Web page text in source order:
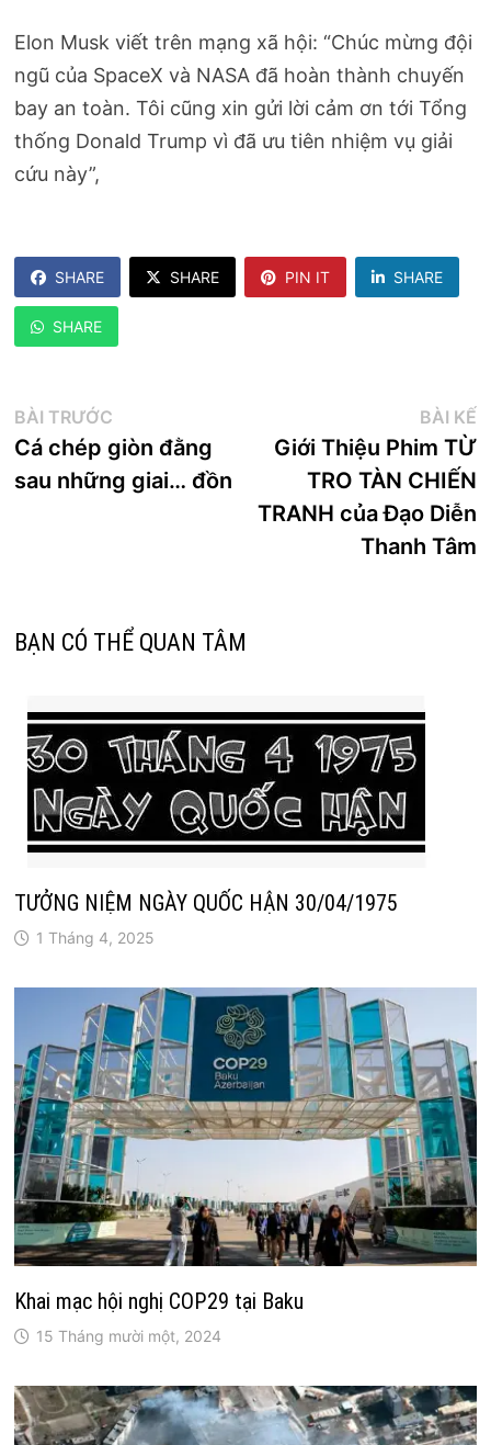
Elon Musk viết trên mạng xã hội: “Chúc mừng đội
ngũ của SpaceX và NASA đã hoàn thành chuyến
bay an toàn. Tôi cũng xin gửi lời cảm ơn tới Tổng
thống Donald Trump vì đã ưu tiên nhiệm vụ giải
cứu này”,
SHARE SHARE PIN IT SHARE
SHARE
Điều
hướng
BÀI TRƯỚC
trước:
Cá chép giòn đằng
sau những giai… đồn
BÀI KẾ
Giới Thiệu Phim TỪ
TRO TÀN CHIẾN
TRANH của Đạo Diễn
Thanh Tâm
BẠN CÓ THỂ QUAN TÂM
TƯỞNG NIỆM NGÀY QUỐC HẬN 30/04/1975
1 Tháng 4, 2025
Khai mạc hội nghị COP29 tại Baku
15 Tháng mười một, 2024